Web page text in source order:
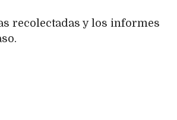
recolectadas y los informes